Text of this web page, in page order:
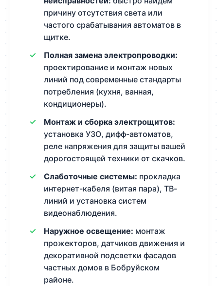
причину отсутствия света или
частого срабатывания автоматов в
щитке.
Полная замена электропроводки:
проектирование и монтаж новых
линий под современные стандарты
потребления (кухня, ванная,
кондиционеры).
Монтаж и сборка электрощитов:
установка УЗО, дифф-автоматов,
реле напряжения для защиты вашей
дорогостоящей техники от скачков.
Слаботочные системы: прокладка
интернет-кабеля (витая пара), ТВ-
линий и установка систем
видеонаблюдения.
Наружное освещение: монтаж
прожекторов, датчиков движения и
декоративной подсветки фасадов
частных домов в Бобруйском
районе.